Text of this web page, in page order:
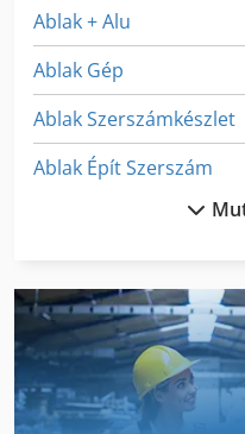
Ablak + Alu
Ablak Gép
Ablak Szerszámkészlet
Ablak Épít Szerszám
Fa Szárító
Fa Szárító Berendezés
Fejező És Gérvágó